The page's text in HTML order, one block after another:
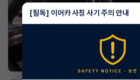
[필독] 이어카 사칭 사기 주의 안내